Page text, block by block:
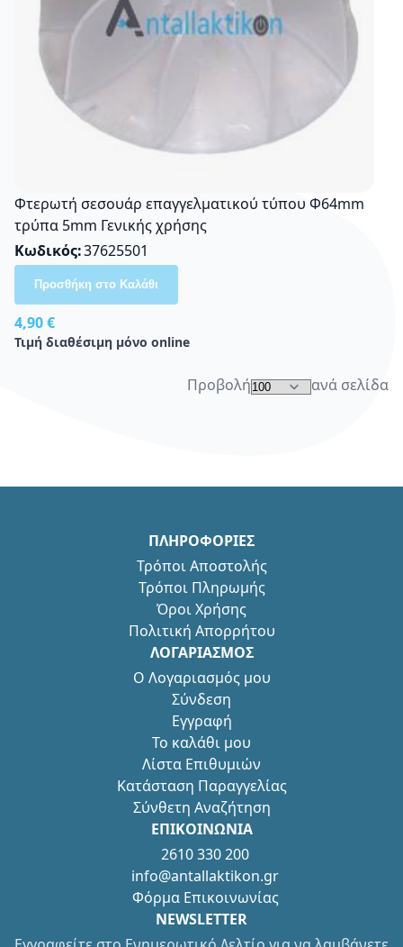
Φτερωτή σεσουάρ επαγγελματικού τύπου Φ64mm
τρύπα 5mm Γενικής χρήσης
Κωδικός 37625501
4,90 €
Τιμή διαθέσιμη μόνο online
Προσθήκη στο Καλάθι
Προβολή ανά σελίδα
ΠΛΗΡΟΦΟΡΙΕΣ
Τρόποι Αποστολής
Τρόποι Πληρωμής
Όροι Χρήσης
Πολιτική Απορρήτου
ΛΟΓΑΡΙΑΣΜΟΣ
Ο Λογαριασμός μου
Σύνδεση
Εγγραφή
Το καλάθι μου
Λίστα Επιθυμιών
Κατάσταση Παραγγελίας
Σύνθετη Αναζήτηση
ΕΠΙΚΟΙΝΩΝΙΑ
2610 330 200
info@antallaktikon.gr
Φόρμα Επικοινωνίας
NEWSLETTER